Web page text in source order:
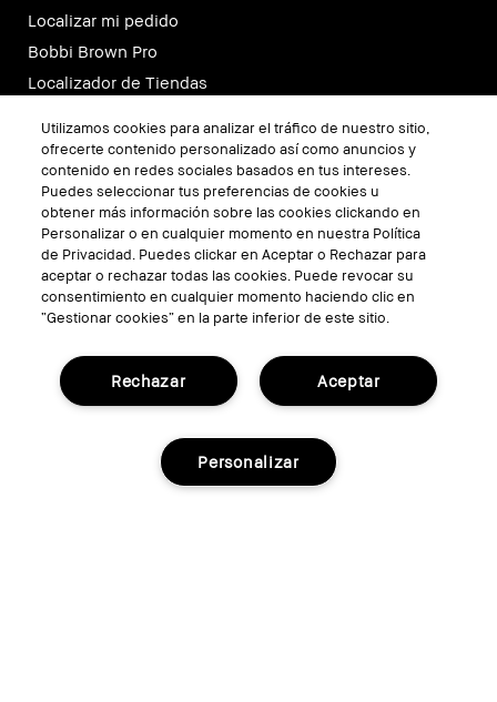
Localizar mi pedido
Bobbi Brown Pro
Localizador de Tiendas
SÍGUENOS
TÉRMINOS Y CONDICIONES
POLÍTICA DE PRIVACIDAD
Utilizamos cookies para analizar el tráfico de nuestro sitio,
ofrecerte contenido personalizado así como anuncios y
contenido en redes sociales basados en tus intereses.
Puedes seleccionar tus preferencias de cookies u
obtener más información sobre las cookies clickando en
Personalizar o en cualquier momento en nuestra Política
de Privacidad. Puedes clickar en Aceptar o Rechazar para
aceptar o rechazar todas las cookies. Puede revocar su
consentimiento en cualquier momento haciendo clic en
“Gestionar cookies” en la parte inferior de este sitio.
Aceptar
Rechazar
Personalizar